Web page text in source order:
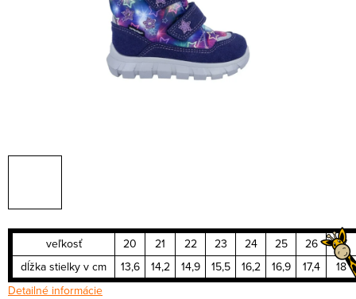
veľkosť 20 21 22 23 24 25 26
27
dĺžka stielky v cm
13,6 14,2 14,9 15,5 16,2 16,9 17,4
18
Detailné informácie